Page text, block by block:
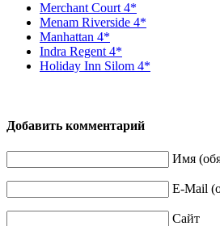
Merchant Court 4*
Menam Riverside 4*
Manhattan 4*
Indra Regent 4*
Holiday Inn Silom 4*
Добавить комментарий
Имя
E-Mail
Сайт